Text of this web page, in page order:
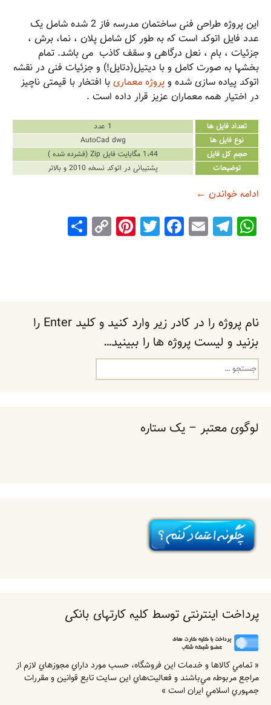
این پروژه طراحی فنی ساختمان مدرسه فاز 2 شده شامل یک
عدد فایل اتوکد است که به طور کل شامل پلان ، نما، برش ،
جزئیات ، بام ، نعل درگاهی و سقف کاذب می باشد. تمام
بخشها به صورت کامل و با دیتیل(دتایل!) و جزئیات فنی در نقشه
اتوکد پیاده سازی شده و پروژه معماری با افتخار با قیمتی ناچیز
در اختیار همه معماران عزیز قرار داده است .
تعداد فایل ها
1 عدد
نوع فایل ها
AutoCad dwg
حجم کل فایل
1،44 مگابایت فایل Zip (فشرده شده )
توضیحات
پشتیبانی در اتوکد نسخه 2010 و بالاتر
ادامه خواندن دانلود پروژه طراحی فنی مدرسه فاز 2 شده
←
W
h
p
p
T
el
m
E
m
F
a
o
o
k
T
wi
Pi
nt
C
o
n
نام پروژه را در کادر زیر وارد کنید و کلید Enter را
بزنید و لیست پروژه ها را ببینید…
جستجو
برای:
لوگوی معتبر – یک ستاره
پرداخت اینترنتی توسط کلیه کارتهای بانکی
« تمامي كالاها و خدمات اين فروشگاه، حسب مورد داراي مجوزهاي لازم از
مراجع مربوطه مي‌باشند و فعاليت‌هاي اين سايت تابع قوانين و مقررات
جمهوري اسلامي ايران است »